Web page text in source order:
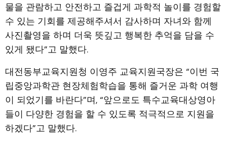
물을 관람하고 안전하고 즐겁게 과학적 놀이를 경험할
수 있는 기회를 제공해주셔서 감사하며 자녀와 함께
사진촬영을 하며 더욱 뜻깊고 행복한 추억을 담을 수
있게 됐다”고 말했다.
대전동부교육지원청 이영주 교육지원국장은 “이번 국
립중앙과학관 현장체험학습을 통해 즐거운 과학 여행
이 되었기를 바란다”며, “앞으로도 특수교육대상영아
들이 다양한 경험을 할 수 있도록 적극적으로 지원을
하겠다”고 말했다.